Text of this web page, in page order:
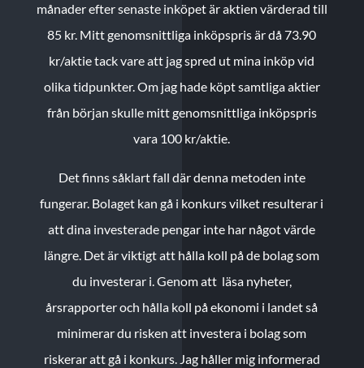
månader efter senaste inköpet är aktien värderad till
85 kr. Mitt genomsnittliga inköpspris är då 73.90
kr/aktie tack vare att jag spred ut mina inköp vid
olika tidpunkter. Om jag hade köpt samtliga aktier
från början skulle mitt genomsnittliga inköpspris
vara 100 kr/aktie.
Det finns såklart fall där denna metoden inte
fungerar. Bolaget kan gå i konkurs vilket resulterar i
att dina investerade pengar inte har något värde
längre. Det är viktigt att hålla koll på de bolag som
du investerar i. Genom att läsa nyheter,
årsrapporter och hålla koll på ekonomi i landet så
minimerar du risken att investera i bolag som
riskerar att gå i konkurs. Jag håller mig informerad